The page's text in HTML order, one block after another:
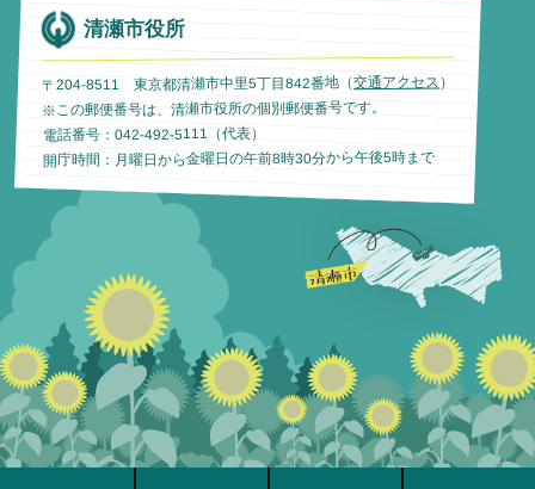
清瀬市役所
〒204-8511 東京都清瀬市中里5丁目842番地（交通アクセス ）
※この郵便番号は、清瀬市役所の個別郵便番号です。
電話番号：042-492-5111（代表）
開庁時間：月曜日から金曜日の午前8時30分から午後5時まで